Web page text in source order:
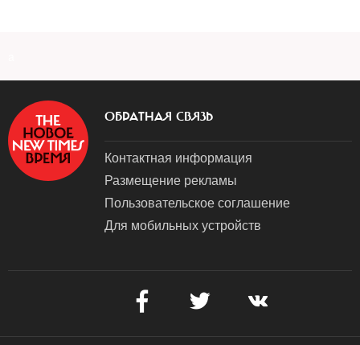
ОБРАТНАЯ СВЯЗЬ
Контактная информация
Размещение рекламы
Пользовательское соглашение
Для мобильных устройств